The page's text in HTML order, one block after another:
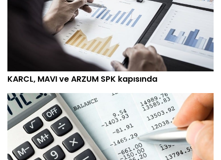
KARCL, MAVI ve ARZUM SPK kapısında